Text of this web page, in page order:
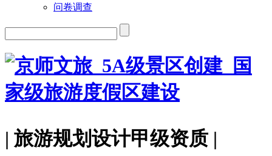
问卷调查
| 旅游规划设计甲级资质 |